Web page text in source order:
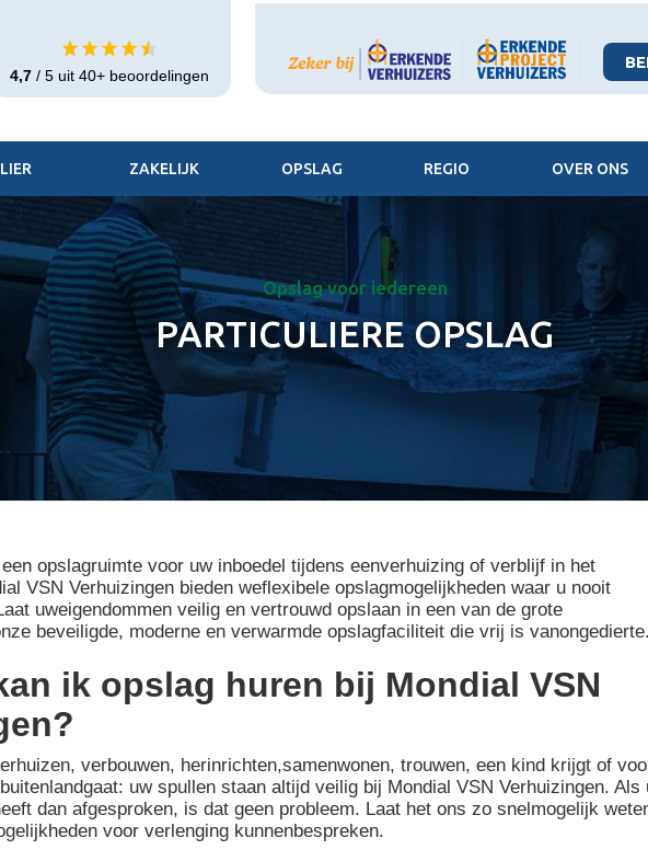
4,7/ 5 uit 40+ beoordelingen
ZAKELIJK OPSLAG REGIO OVER ONS
Opslag voor iedereen
PARTICULIERE OPSLAG
opslagruimte voor uw inboedel tijdens eenverhuizing of verblijf in het
VSN Verhuizingen bieden weflexibele opslagmogelijkheden waar u nooit
uweigendommen veilig en vertrouwd opslaan in een van de grote
beveiligde, moderne en verwarmde opslagfaciliteit die vrij is vanongedierte.
ik opslag huren bij Mondial VSN
verbouwen, herinrichten,samenwonen, trouwen, een kind krijgt of
uw spullen staan altijd veilig bij Mondial VSN Verhuizingen. Als
dan afgesproken, is dat geen probleem. Laat het ons zo snelmogelijk
voor verlenging kunnenbespreken.